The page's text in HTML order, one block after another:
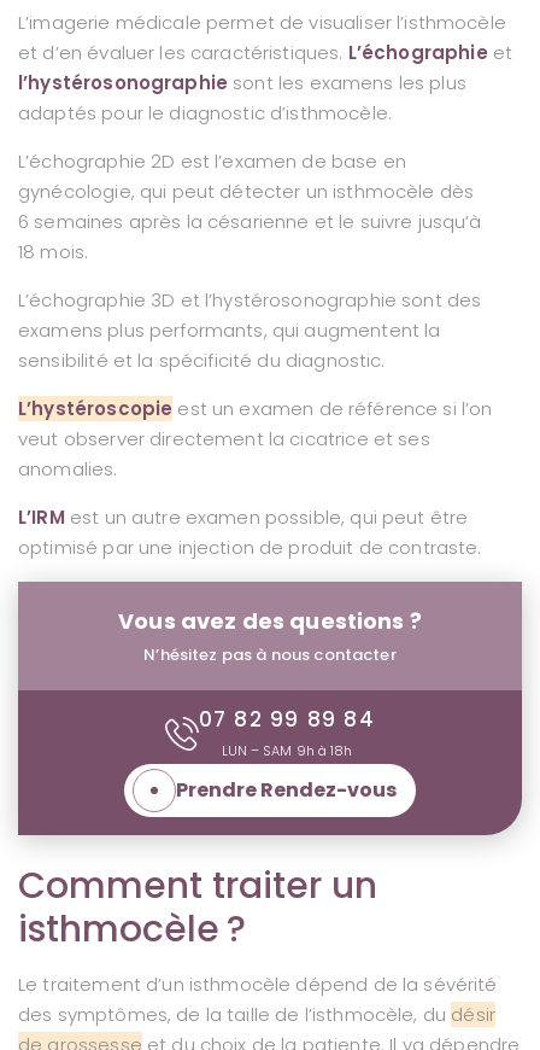
L’imagerie médicale permet de visualiser l’isthmocèle
et d’en évaluer les caractéristiques. L’échographie et
l’hystérosonographie sont les examens les plus
adaptés pour le diagnostic d’isthmocèle.
L’échographie 2D est l’examen de base en
gynécologie, qui peut détecter un isthmocèle dès
6 semaines après la césarienne et le suivre jusqu’à
18 mois.
L’échographie 3D et l’hystérosonographie sont des
examens plus performants, qui augmentent la
sensibilité et la spécificité du diagnostic.
L’hystéroscopie est un examen de référence si l’on
veut observer directement la cicatrice et ses
anomalies.
L’IRMest un autre examen possible, qui peut être
optimisé par une injection de produit de contraste.
Vous avez des questions ?
N’hésitez pas à nous contacter
07 82 99 89 84
LUN – SAM 9h à 18h
Prendre Rendez-vous
Comment traiter un
isthmocèle ?
Le traitement d’un isthmocèle dépend de la sévérité
des symptômes, de la taille de l’isthmocèle, du désir
de grossesse et du choix de la patiente. Il va dépendre